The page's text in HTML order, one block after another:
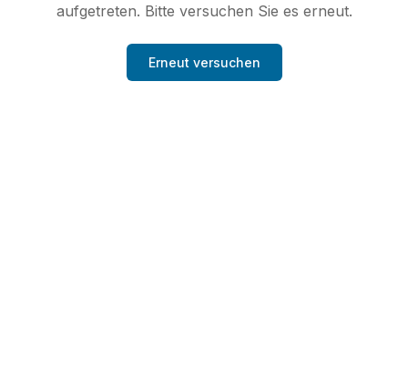
aufgetreten. Bitte versuchen Sie es erneut.
Erneut versuchen